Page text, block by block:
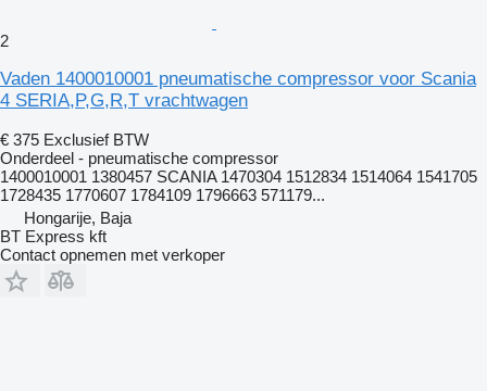
2
Vaden 1400010001 pneumatische compressor voor Scania
4 SERIA,P,G,R,T vrachtwagen
€ 375 Exclusief BTW
Onderdeel - pneumatische compressor
1400010001 1380457 SCANIA 1470304 1512834 1514064 1541705
1728435 1770607 1784109 1796663 571179...
Hongarije, Baja
BT Express kft
Contact opnemen met verkoper